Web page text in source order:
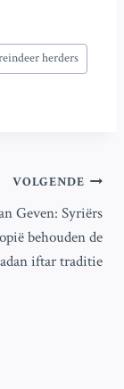
herders
VOLGENDE
Geven: Syriërs
behouden de
iftar traditie